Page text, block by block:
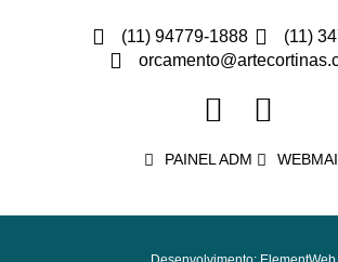
(11) 94779-1888
(11)
PAINEL ADM